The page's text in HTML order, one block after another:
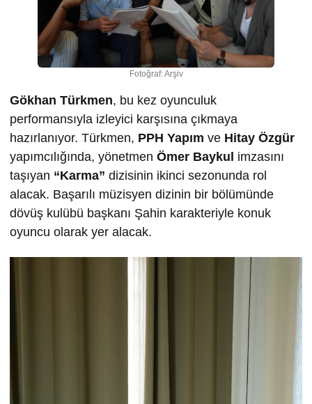
Fotoğraf: Arşiv
Gökhan Türkmen, bu kez oyunculuk
performansıyla izleyici karşısına çıkmaya
hazırlanıyor. Türkmen, PPH Yapım ve Hitay Özgür
yapımcılığında, yönetmen Ömer Baykul imzasını
taşıyan “Karma” dizisinin ikinci sezonunda rol
alacak. Başarılı müzisyen dizinin bir bölümünde
dövüş kulübü başkanı Şahin karakteriyle konuk
oyuncu olarak yer alacak.